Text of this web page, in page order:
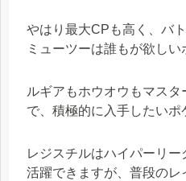
やはり最大CPも高く、バ
ミューツーは誰もが欲しい
ルギアもホウオウもマス
で、積極的に入手したいポ
レジスチルはハイパーリ
活躍できますが、普段の